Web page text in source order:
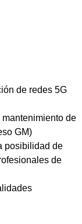
de redes 5G
de
GM)
posibilidad de
de